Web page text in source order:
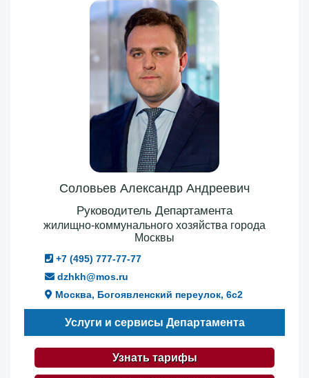
Соловьев Александр Андреевич
Руководитель Департамента
жилищно-коммунального хозяйства города
Москвы
+7 (495) 777-77-77
dzhkh@mos.ru
Москва, Богоявленский переулок, 6с2
Услуги и сервисы Департамента
Узнать тарифы